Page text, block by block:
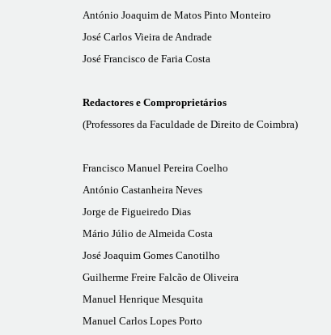
António Joaquim de Matos Pinto Monteiro
José Carlos Vieira de Andrade
José Francisco de Faria Costa
Redactores e Comproprietários
(Professores da Faculdade de Direito de Coimbra)
Francisco Manuel Pereira Coelho
António Castanheira Neves
Jorge de Figueiredo Dias
Mário Júlio de Almeida Costa
José Joaquim Gomes Canotilho
Guilherme Freire Falcão de Oliveira
Manuel Henrique Mesquita
Manuel Carlos Lopes Porto